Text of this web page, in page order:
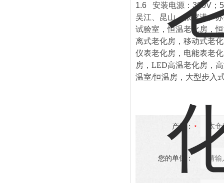
1.6 安装电源：380V；
吴江、昆山、张家港、
试验室，恒温老化房，
离式老化房，移动式老
仪表老化房，电能表老
房，LED高温老化房，
温室/恒温房，大型步入
产品：
您的单位：